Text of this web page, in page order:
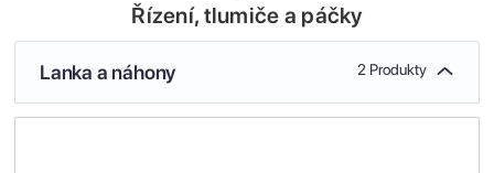
Řízení, tlumiče a páčky
Lanka a náhony 2 Produkty